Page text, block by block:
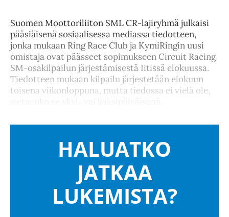
Suomen Moottoriliiton SML CR-lajiryhmä julkaisi
pääsiäisenä sosiaalisessa mediassa tiedotteen,
jonka mukaan Ring Race Club ja KymiRingin uusi
omistaja ovat päässeet sopimukseen Circuit Racing
SM-osakilpailun järjestämisestä Iitissä elokuussa.
Tiedotteen mukaan kilpailu järjestetään elokuun
toisena viikonloppuna, mutta tiedossa ei vielä ole,
ajetaanko se yksi- vai kaksipäiväisenä.
HALUATKO
JATKAA
LUKEMISTA?